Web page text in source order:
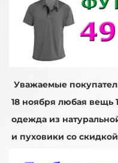
Уважаемые
18 ноября любая вещь
одежда из
и пуховики со